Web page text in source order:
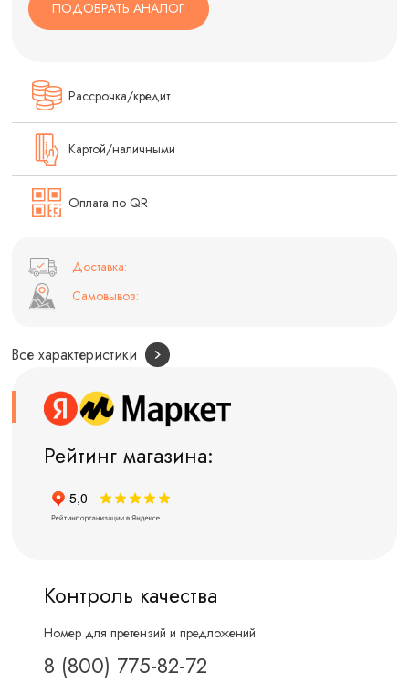
ПОДОБРАТЬ АНАЛОГ
Рассрочка/кредит
Картой/наличными
Оплата по QR
Доставка:
Самовывоз:
Все характеристики
Рейтинг магазина:
Контроль качества
Номер для претензий и предложений:
8 (800) 775-82-72